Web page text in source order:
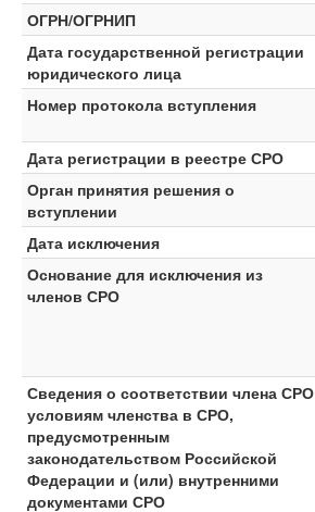
ОГРН/ОГРНИП
Дата государственной регистрации
юридического лица
Номер протокола вступления
Дата регистрации в реестре СРО
Орган принятия решения о
вступлении
Дата исключения
Основание для исключения из
членов СРО
Сведения о соответствии члена СРО
условиям членства в СРО,
предусмотренным
законодательством Российской
Федерации и (или) внутренними
документами СРО